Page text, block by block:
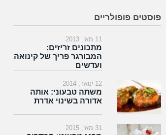
פוסטים פופולריים
11 מאי, 2013
מתכונים זריזים:
המבורגר פריך של קינואה
ועדשים
12 ינואר, 2014
משתה טבעוני: אותה
אדורה בשינוי אדרת
31 מאי, 2015